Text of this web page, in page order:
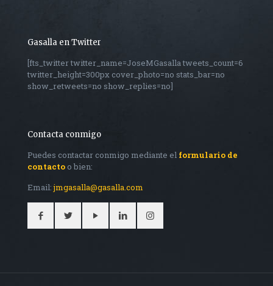
Gasalla en Twitter
[fts_twitter twitter_name=JoseMGasalla tweets_count=6
twitter_height=300px cover_photo=no stats_bar=no
show_retweets=no show_replies=no]
Contacta conmigo
Puedes contactar conmigo mediante el formulario de
contacto o bien:
Email:jmgasalla@gasalla.com